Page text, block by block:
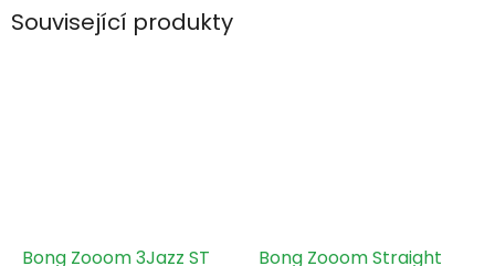
Související produkty
Bong Zooom 3Jazz ST
Bong Zooom Straight